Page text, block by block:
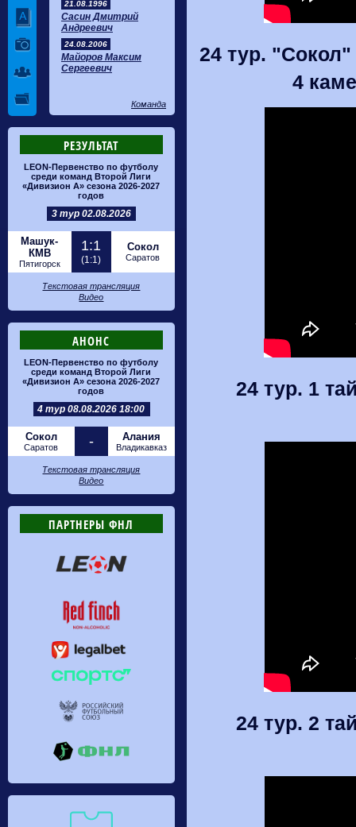
21.08.1996
Сасин Дмитрий
Андреевич
24.08.2006
Майоров Максим
Сергеевич
Команда
РЕЗУЛЬТАТ
LEON-Первенство по футболу
среди команд Второй Лиги
«Дивизион А» сезона 2026-2027
годов
3 тур 02.08.2026
Машук-
КМВ
Пятигорск
1:1
(1:1)
Сокол
Саратов
Текстовая трансляция
Видео
АНОНС
LEON-Первенство по футболу
среди команд Второй Лиги
«Дивизион А» сезона 2026-2027
годов
4 тур 08.08.2026 18:00
Сокол
Саратов - Алания
Владикавказ
Текстовая трансляция
Видео
ПАРТНЕРЫ ФНЛ
24 тур.
4
24 тур. 1
24 тур. 2